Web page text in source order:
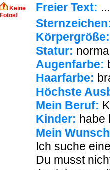
Keine
Fotos!
Freier Text: ...
Körpergröße:
Statur:
Augenfarbe:
Haarfarbe:
Höchste
Mein Beruf:
Kinder: habe
Mein
Ich suche
Du musst